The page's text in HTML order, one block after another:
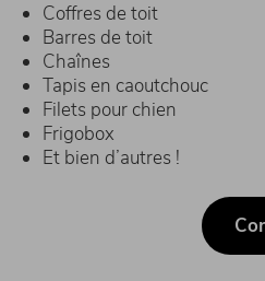
Coffres de toit
Barres de toit
Chaînes
Tapis en caoutchouc
Filets pour chien
Frigobox
Et bien d’autres !